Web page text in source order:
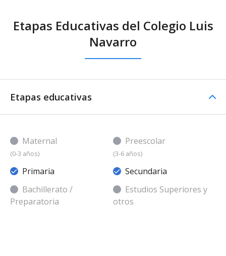
Etapas Educativas del Colegio Luis
Navarro
Etapas educativas
Maternal
(0-3 años)
Preescolar
(3-6 años)
Primaria
Secundaria
Bachillerato /
Preparatoria
Estudios Superiores y
otros